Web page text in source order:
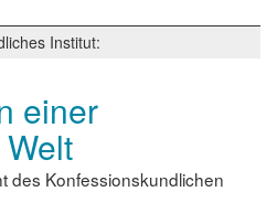
Institut:
einer
des Konfessionskundlichen